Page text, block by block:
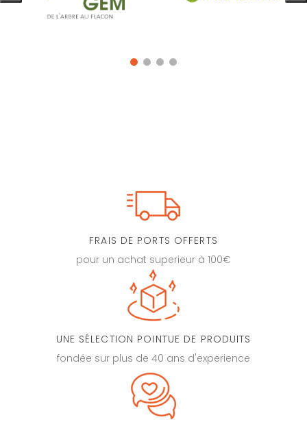
FRAIS DE PORTS OFFERTS
pour un achat superieur à 100€
UNE SÉLECTION POINTUE DE PRODUITS
fondée sur plus de 40 ans d'experience